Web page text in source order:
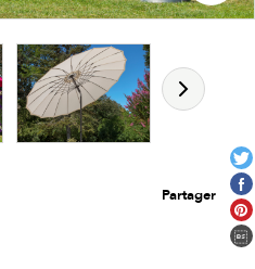
Partager